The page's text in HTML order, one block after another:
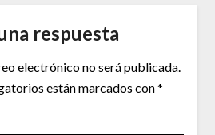
respuesta
electrónico no será publicada.
están marcados con*